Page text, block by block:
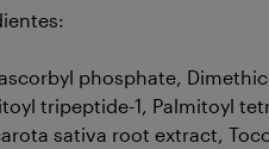
phosphate,
tripeptide-1, Palmitoyl
sativa root extract,